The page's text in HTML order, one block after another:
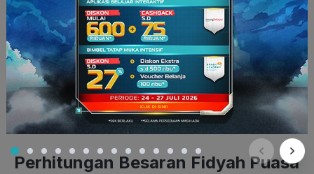
fakir atau miskin, melalui wakil, atau setelah memisahkan
beras yang akan ditunaikan sebagai fidyah, sesuai ketentuan.
Kemudian, makanan pokok tersebut dapat disalurkan kepada
fakir atau miskin. Kita juga bisa memberikan tambahan
makanan sebagai pelengkap.
Baca Juga:
Doa Niat Sahur dan Berbuka Puasa
Ramadhan, Kapan Sebaiknya Dibaca?
Perhitungan Besaran Fidyah Puasa